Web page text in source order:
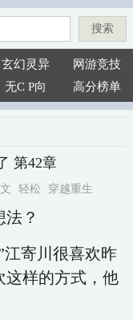
搜索
玄幻灵异
网游竞技
无C P向 高分榜单
第42章
轻松 穿越重生
？
江寄川很喜欢昨
这样的方式，他